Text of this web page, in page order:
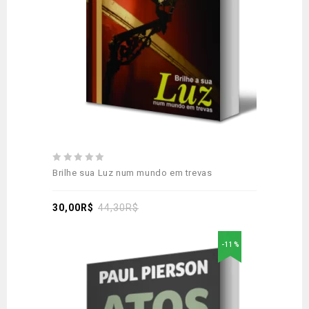
0
5
Brilhe sua Luz num mundo em trevas
44,30R$
30,00 R$
-11%